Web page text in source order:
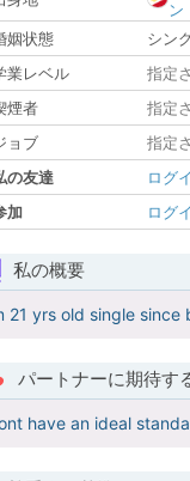
ン
姻状態
シン
業レベル
指定
煙者
指定
ョブ
指定
の友達
ログ
加
ログ
私の概要
21 yrs old single since
パートナーに期待す
have an ideal